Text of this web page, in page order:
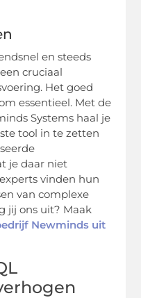
en steeds
cruciaal
Het goed
essentieel. Met de
Systems haal je
tool in te zetten
je daar niet
vinden hun
van complexe
jij ons uit? Maak
Newminds uit